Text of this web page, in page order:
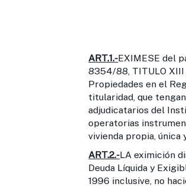
ART.1.-EXIMESE del
8354/88, TITULO XIII
Propiedades en el
titularidad, que
adjudicatarios del
operatorias
vivienda propia,
ART.2.-LA eximición
Deuda Líquida y
1996 inclusive, no